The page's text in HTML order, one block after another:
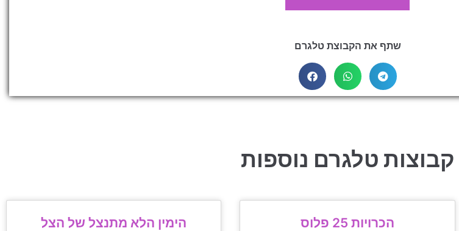
שתף את הקבוצת טלגרם
קבוצות טלגרם נוספות
הימין הלא מתנצל של הצל הכרויות 25 פלוס